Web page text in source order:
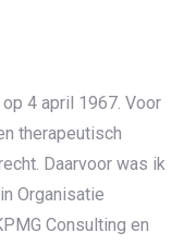
4 april 1967. Voor
therapeutisch
Daarvoor was ik
Organisatie
Consulting en